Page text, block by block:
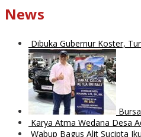
News
Dibuka Gubernur Koster,
Karya Atma Wedana Desa
Wabup Bagus Alit Sucipta